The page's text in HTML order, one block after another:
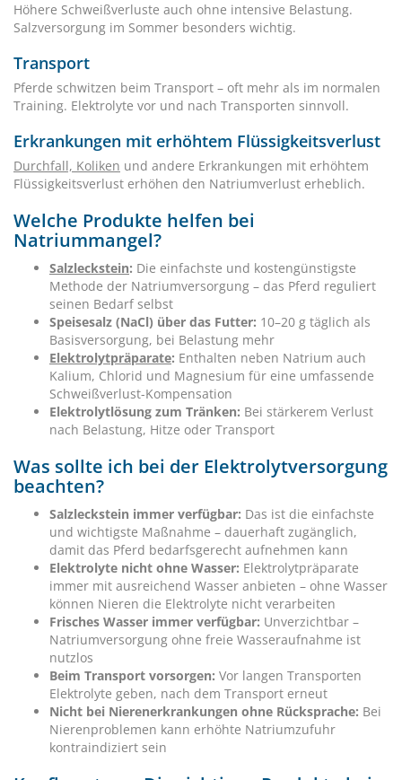
Höhere Schweißverluste auch ohne intensive Belastung.
Salzversorgung im Sommer besonders wichtig.
Transport
Pferde schwitzen beim Transport – oft mehr als im normalen
Training. Elektrolyte vor und nach Transporten sinnvoll.
Erkrankungen mit erhöhtem Flüssigkeitsverlust
Durchfall, Koliken und andere Erkrankungen mit erhöhtem
Flüssigkeitsverlust erhöhen den Natriumverlust erheblich.
Welche Produkte helfen bei
Natriummangel?
Salzleckstein: Die einfachste und kostengünstigste
Methode der Natriumversorgung – das Pferd reguliert
seinen Bedarf selbst
Speisesalz (NaCl) über das Futter: 10–20 g täglich als
Basisversorgung, bei Belastung mehr
Elektrolytpräparate: Enthalten neben Natrium auch
Kalium, Chlorid und Magnesium für eine umfassende
Schweißverlust-Kompensation
Elektrolytlösung zum Tränken: Bei stärkerem Verlust
nach Belastung, Hitze oder Transport
Was sollte ich bei der Elektrolytversorgung
beachten?
Salzleckstein immer verfügbar: Das ist die einfachste
und wichtigste Maßnahme – dauerhaft zugänglich,
damit das Pferd bedarfsgerecht aufnehmen kann
Elektrolyte nicht ohne Wasser: Elektrolytpräparate
immer mit ausreichend Wasser anbieten – ohne Wasser
können Nieren die Elektrolyte nicht verarbeiten
Frisches Wasser immer verfügbar: Unverzichtbar –
Natriumversorgung ohne freie Wasseraufnahme ist
nutzlos
Beim Transport vorsorgen: Vor langen Transporten
Elektrolyte geben, nach dem Transport erneut
Nicht bei Nierenerkrankungen ohne Rücksprache: Bei
Nierenproblemen kann erhöhte Natriumzufuhr
kontraindiziert sein